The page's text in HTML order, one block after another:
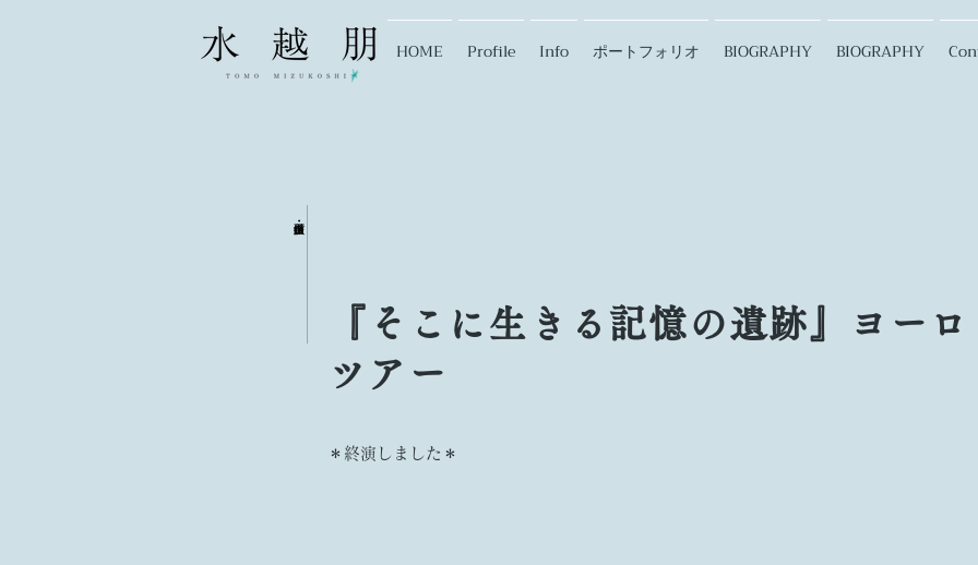
HOME Profile Info ポートフォリオ BIOGRAPHY BIOGRAPHY
『そこに生きる記憶の遺跡』ヨーロ
ツアー
＊終演しました＊